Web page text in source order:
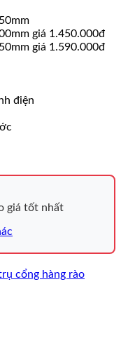
giá 1.450.000đ
giá 1.590.000đ
điện
giá tốt nhất
cổng hàng rào